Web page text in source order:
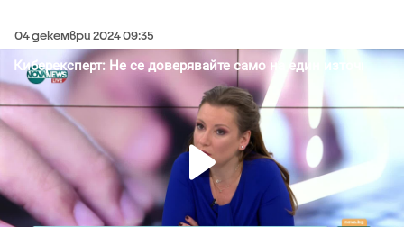
04 декември 2024 09:35